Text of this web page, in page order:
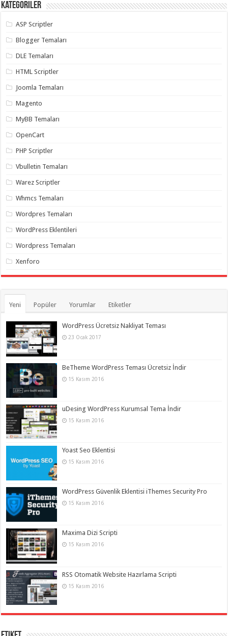
Kategoriler
ASP Scriptler
Blogger Temaları
DLE Temaları
HTML Scriptler
Joomla Temaları
Magento
MyBB Temaları
OpenCart
PHP Scriptler
Vbulletin Temaları
Warez Scriptler
Whmcs Temaları
Wordpres Temaları
WordPress Eklentileri
Wordpress Temaları
Xenforo
Yeni Popüler Yorumlar Etiketler
WordPress Ücretsiz Nakliyat Teması
23 Ocak 2017
BeTheme WordPress Teması Ücretsiz İndir
15 Kasım 2016
uDesing WordPress Kurumsal Tema İndir
15 Kasım 2016
Yoast Seo Eklentisi
15 Kasım 2016
WordPress Güvenlik Eklentisi iThemes Security Pro
15 Kasım 2016
Maxima Dizi Scripti
15 Kasım 2016
RSS Otomatik Website Hazırlama Scripti
15 Kasım 2016